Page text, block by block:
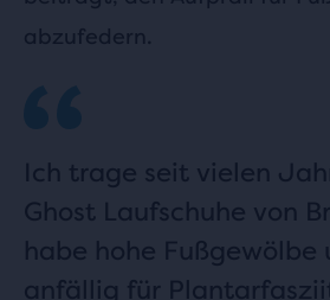
abzufedern.
Ich trage seit vielen
Ghost Laufschuhe von
habe hohe Fußgewölbe
anfällig für